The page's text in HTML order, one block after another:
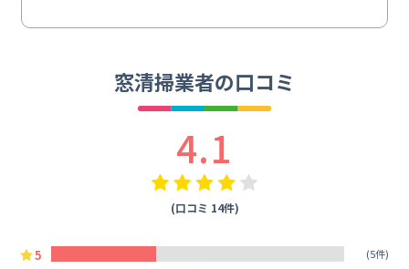
窓清掃業者の口コミ
4.1
(口コミ 14件)
5 (5件)